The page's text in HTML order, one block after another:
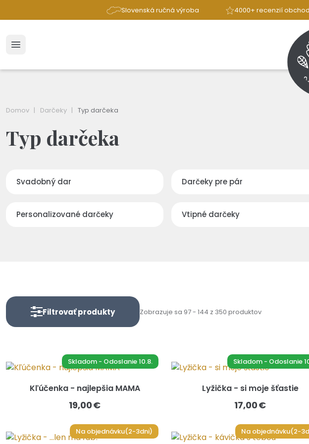
Slovenská ručná výroba 4000+ recenzií
Domov Darčeky Typ darčeka
Typ darčeka
Svadobný dar Darčeky pre pár
Personalizované darčeky Vtipné darčeky
Filtrovať produkty Zobrazuje sa 97 - 144 z 350 produktov
Skladom - Odoslanie 10.8.
Kľúčenka - najlepšia MAMA
19,00 €
Skladom - Odoslanie
Lyžička - si moje šťastie
17,00 €
Na objednávku(2-3dni) Na objednávku(2-